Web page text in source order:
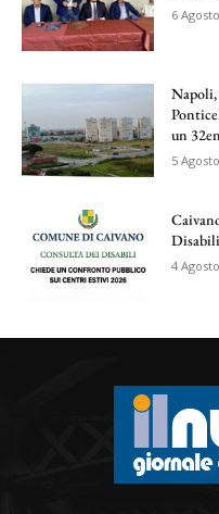
6
Napoli,
un
5
4